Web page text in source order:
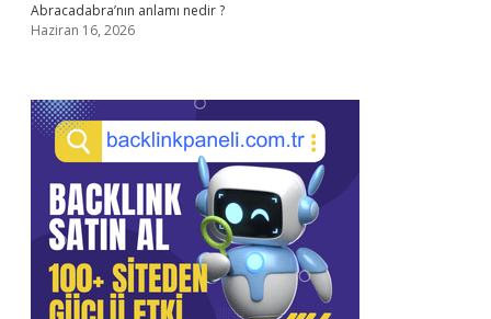
Abracadabra’nın anlamı nedir ?
Haziran 16, 2026